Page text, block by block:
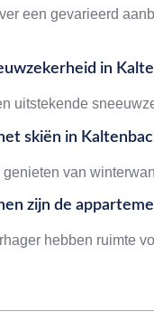
een gevarieerd
in
uitstekende
skiën in
van
zijn de
hebben ruimte